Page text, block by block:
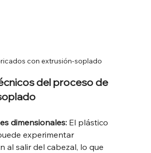
con extrusión-soplado
del proceso de
dimensionales: El plástico
experimentar
al salir del cabezal, lo que